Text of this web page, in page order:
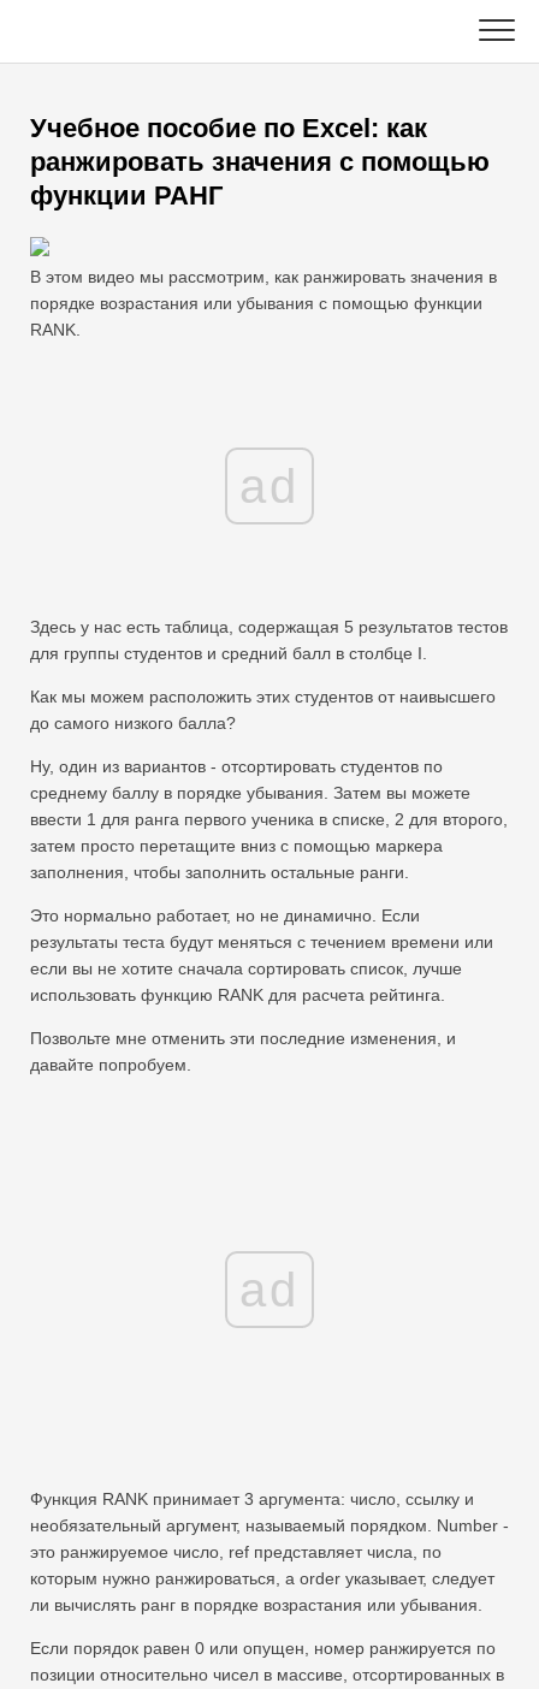
content
Диаграмма
Советы по Excel
Формула
TechTV
C ++
DSA
Ява
Учебное пособие по Excel: как
ранжировать значения с помощью
функции РАНГ
В этом видео мы рассмотрим, как ранжировать значения в
порядке возрастания или убывания с помощью функции
RANK.
ad
Здесь у нас есть таблица, содержащая 5 результатов тестов
для группы студентов и средний балл в столбце I.
Как мы можем расположить этих студентов от наивысшего
до самого низкого балла?
Ну, один из вариантов - отсортировать студентов по
среднему баллу в порядке убывания. Затем вы можете
ввести 1 для ранга первого ученика в списке, 2 для второго,
затем просто перетащите вниз с помощью маркера
заполнения, чтобы заполнить остальные ранги.
Это нормально работает, но не динамично. Если
результаты теста будут меняться с течением времени или
если вы не хотите сначала сортировать список, лучше
использовать функцию RANK для расчета рейтинга.
Позвольте мне отменить эти последние изменения, и
давайте попробуем.
ad
Функция RANK принимает 3 аргумента: число, ссылку и
необязательный аргумент, называемый порядком. Number -
это ранжируемое число, ref представляет числа, по
которым нужно ранжироваться, а order указывает, следует
ли вычислять ранг в порядке возрастания или убывания.
Если порядок равен 0 или опущен, номер ранжируется по
позиции относительно чисел в массиве, отсортированных в